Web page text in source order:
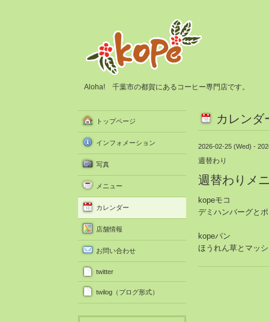
Aloha! 千葉市の都賀にあるコーヒー専門店です。
カレンダ
2026-02-25 (Wed) -
週替わり
週替わりメ
kopeモコ
デミハンバーグと
kopeパン
ほうれん草とマッ
トップページ
インフォメーション
写真
メニュー
カレンダー
店舗情報
お問い合わせ
twitter
twilog（ブログ形式）